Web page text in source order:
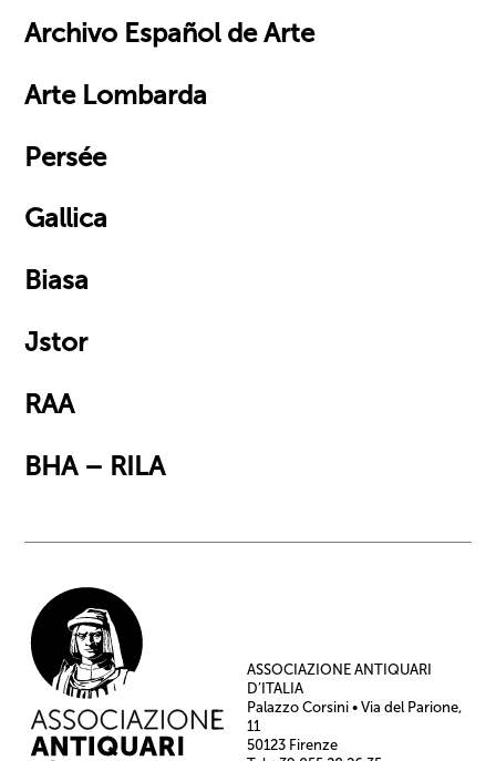
Archivo Español de Arte
Arte Lombarda
Persée
Gallica
Biasa
Jstor
RAA
BHA – RILA
ASSOCIAZIONE ANTIQUARI
D’ITALIA
Palazzo Corsini • Via del Parione,
11
50123 Firenze